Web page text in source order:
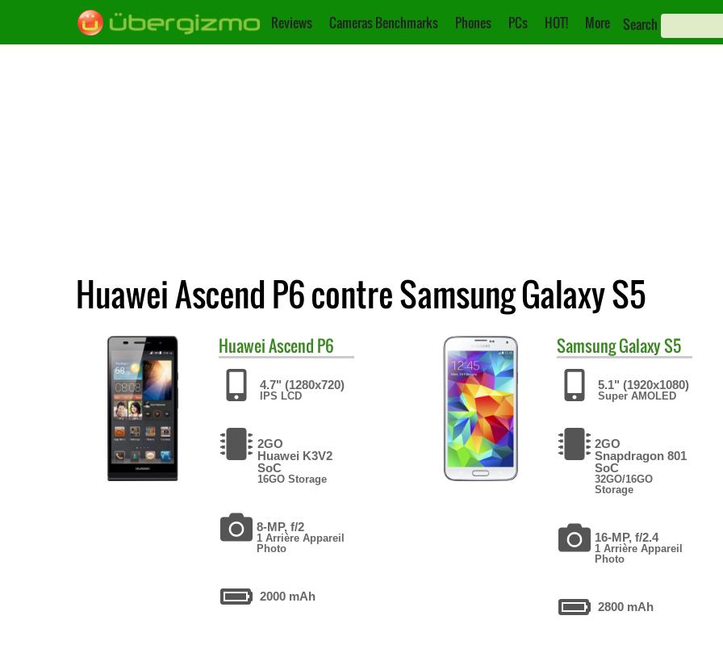
Reviews Cameras Benchmarks Phones PCs HOT! More Search
Huawei Ascend P6 contre Samsung Galaxy S5
HuaweiAscend P6
4.7" (1280x720)
IPS LCD
2GO
Huawei K3V2
SoC
16GO Storage
8-MP, f/2
1 Arrière Appareil
Photo
2000 mAh
SamsungGalaxy S5
5.1" (1920x1080)
Super AMOLED
2GO
Snapdragon 801
SoC
32GO/16GO
Storage
16-MP, f/2.4
1 Arrière Appareil
Photo
2800 mAh